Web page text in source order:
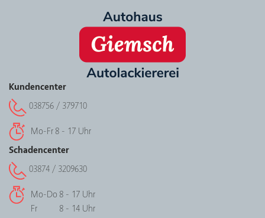
Kundencenter
038756 / 379710
Mo-Fr 8 - 17 Uhr
Schadencenter
03874 / 3209630
Mo-Do 8 - 17 Uhr
Fr
8 - 14 Uhr